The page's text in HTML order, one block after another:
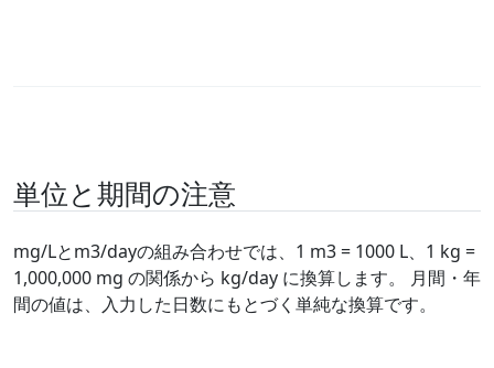
単位と期間の注意
mg/Lとm3/dayの組み合わせでは、1 m3 = 1000 L、1 kg =
1,000,000 mg の関係から kg/day に換算します。 月間・年
間の値は、入力した日数にもとづく単純な換算です。